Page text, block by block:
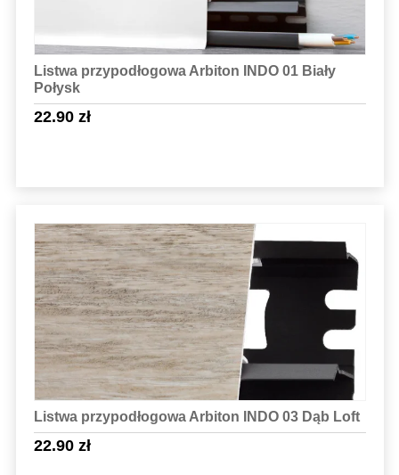
Listwa przypodłogowa Arbiton INDO 01 Biały
Połysk
22.90 zł
Sprawdź szczegóły
Listwa przypodłogowa Arbiton INDO 03 Dąb Loft
22.90 zł